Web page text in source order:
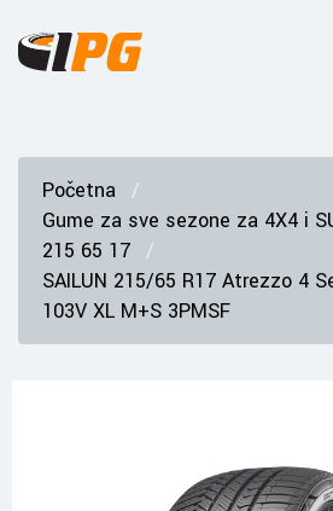
Početna
Gume za sve sezone za 4X4 i
215 65 17
SAILUN 215/65 R17 Atrezzo 4
103V XL M+S 3PMSF